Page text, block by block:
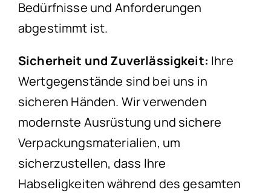
Bedürfnisse und Anforderungen
abgestimmt ist.
Sicherheit und Zuverlässigkeit: Ihre
Wertgegenstände sind bei uns in
sicheren Händen. Wir verwenden
modernste Ausrüstung und sichere
Verpackungsmaterialien, um
sicherzustellen, dass Ihre
Habseligkeiten während des gesamten